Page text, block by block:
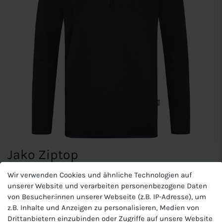
Jako Ziptop
JAKO Ziptip Doubletex
Artikelnummer: C8630
Wir verwenden Cookies und ähnliche Technologien auf
unserer Website und verarbeiten personenbezogene Daten
von Besucher:innen unserer Webseite (z.B. IP-Adresse), um
z.B. Inhalte und Anzeigen zu personalisieren, Medien von
Drittanbietern einzubinden oder Zugriffe auf unsere Website